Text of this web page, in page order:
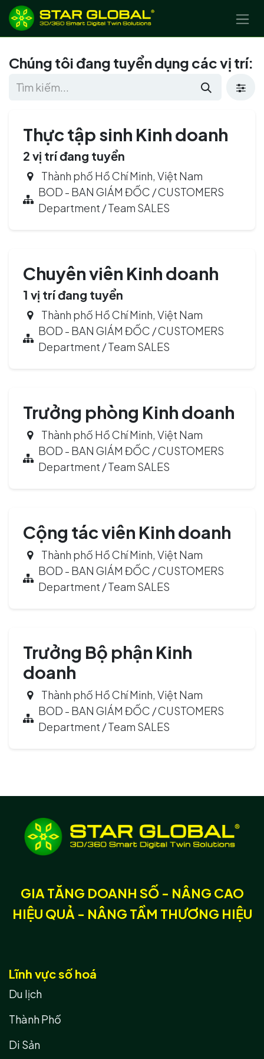
BỎ QUA ĐỂ ĐẾN NỘI DUNG
Chúng tôi đang tuyển dụng các vị trí:
Thực tập sinh Kinh doanh
2 vị trí đang tuyển
Thành phố Hồ Chí Minh,Việt Nam
BOD - BAN GIÁM ĐỐC / CUSTOMERS
Department / Team SALES
Chuyên viên Kinh doanh
1 vị trí đang tuyển
Thành phố Hồ Chí Minh,Việt Nam
BOD - BAN GIÁM ĐỐC / CUSTOMERS
Department / Team SALES
Trưởng phòng Kinh doanh
Thành phố Hồ Chí Minh,Việt Nam
BOD - BAN GIÁM ĐỐC / CUSTOMERS
Department / Team SALES
Cộng tác viên Kinh doanh
Thành phố Hồ Chí Minh,Việt Nam
BOD - BAN GIÁM ĐỐC / CUSTOMERS
Department / Team SALES
Trưởng Bộ phận Kinh
doanh
Thành phố Hồ Chí Minh,Việt Nam
BOD - BAN GIÁM ĐỐC / CUSTOMERS
Department / Team SALES
GIA TĂNG DOANH SỐ - NÂNG CAO
HIỆU QUẢ - NÂNG TẦM THƯƠNG HIỆU
Lĩnh vực số hoá
Du lịch
Thành Phố
Di Sản